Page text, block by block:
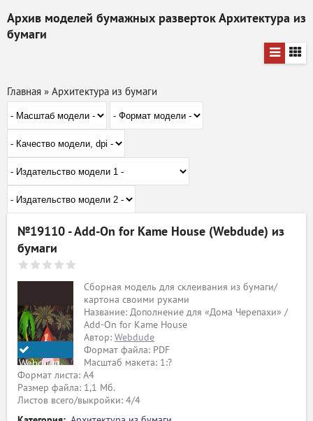
Архив моделей бумажных разверток Архитектура из
бумаги
Главная » Архитектура из бумаги
№19110 - Add-On for Kame House (Webdude) из
бумаги
Webdude
Сборная модель для склеивания из бумаги/
картона своими руками
Название: Дополнение для «Дома Черепахи» /
Add-On for Kame House
Автор: Webdude
Формат файла: PDF
Масштаб макета: 1:?
Формат листа: А4
Размер файла: 1,1 Мб.
Листов всего/выкройки: 4/4